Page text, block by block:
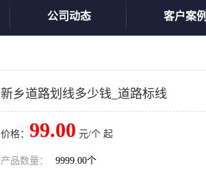
公司动态 客户案例
新乡道路划线多少钱_道路标线
价格： 99.00 元/个 起
产品数量： 9999.00个